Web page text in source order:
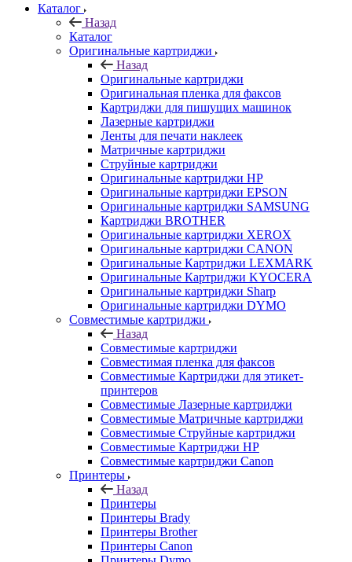
Каталог
Назад
Каталог
Оригинальные картриджи
Назад
Оригинальные картриджи
Оригинальная пленка для факсов
Картриджи для пишущих машинок
Лазерные картриджи
Ленты для печати наклеек
Матричные картриджи
Струйные картриджи
Оригинальные картриджи HP
Оригинальные картриджи EPSON
Оригинальные картриджи SAMSUNG
Картриджи BROTHER
Оригинальные картриджи XEROX
Оригинальные картриджи CANON
Оригинальные Картриджи LEXMARK
Оригинальные Картриджи KYOCERA
Оригинальные картриджи Sharp
Оригинальные картриджи DYMO
Совместимые картриджи
Назад
Совместимые картриджи
Совместимая пленка для факсов
Совместимые Картриджи для этикет-
принтеров
Совместимые Лазерные картриджи
Совместимые Матричные картриджи
Совместимые Струйные картриджи
Совместимые Картриджи HP
Совместимые картриджи Canon
Принтеры
Назад
Принтеры
Принтеры Brady
Принтеры Brother
Принтеры Canon